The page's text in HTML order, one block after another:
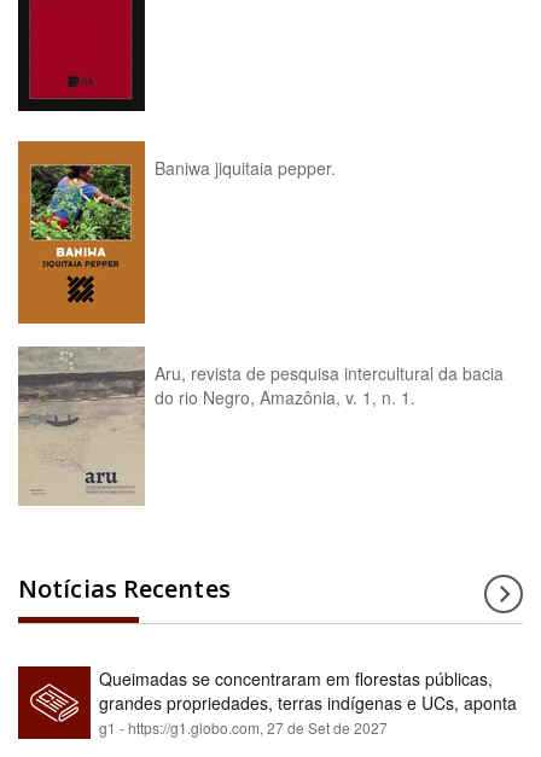
Baniwa jiquitaia pepper.
Aru, revista de pesquisa intercultural da bacia
do rio Negro, Amazônia, v. 1, n. 1.
Notícias Recentes
Queimadas se concentraram em florestas públicas,
grandes propriedades, terras indígenas e UCs, aponta
relatório
g1 - https://g1.globo.com, 27 de Set de 2027